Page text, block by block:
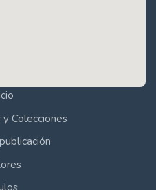
Colecciones